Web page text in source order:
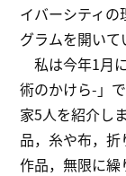
イバーシティ
グラムを開いて
私は今年1月
術のかけら-」
家5人を紹介し
品，糸や布，
作品，無限に